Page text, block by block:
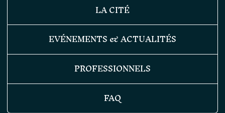
LA CITÉ
EVÉNEMENTS & ACTUALITÉS
PROFESSIONNELS
FAQ